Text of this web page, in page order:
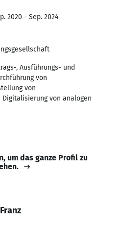
2020 - Sep. 2024
, Ausführungs- und
von
von
von analogen
um das ganze Profil zu